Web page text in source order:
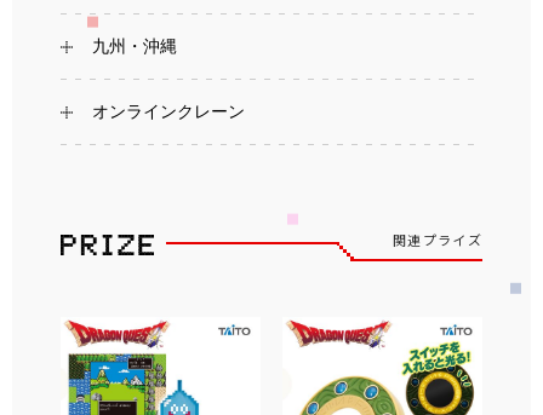
九州・沖縄
オンラインクレーン
関連プライズ